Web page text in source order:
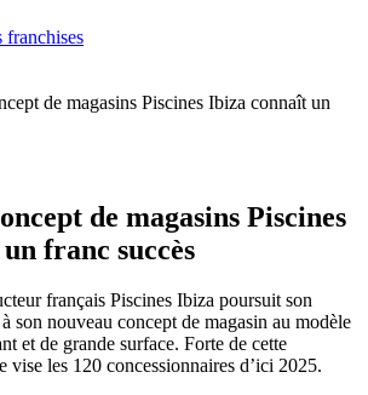
franchises
de magasins Piscines Ibiza connaît un
de magasins Piscines
franc succès
français Piscines Ibiza poursuit son
son nouveau concept de magasin au modèle
et de grande surface. Forte de cette
vise les 120 concessionnaires d’ici 2025.